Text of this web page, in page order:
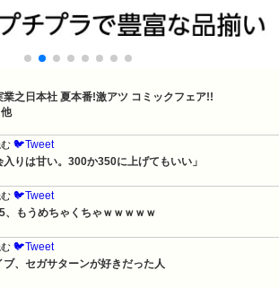
之日本社 夏本番!激アツ コミックフェア!!
🐦Tweet
りは甘い。300か350に上げてもいい」
🐦Tweet
、もうめちゃくちゃｗｗｗｗｗ
🐦Tweet
、セガサターンが好きだった人